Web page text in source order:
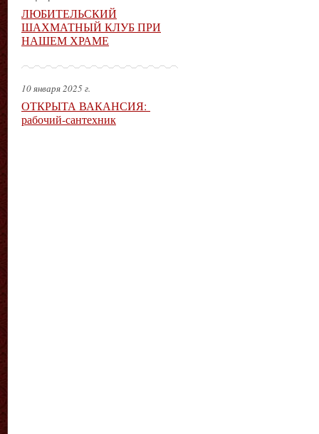
ЛЮБИТЕЛЬСКИЙ
ШАХМАТНЫЙ КЛУБ ПРИ
НАШЕМ ХРАМЕ
10 января 2025 г.
ОТКРЫТА ВАКАНСИЯ:
рабочий-сантехник